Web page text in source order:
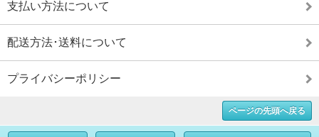
支払い方法について
配送方法･送料について
プライバシーポリシー
ページの先頭へ戻る